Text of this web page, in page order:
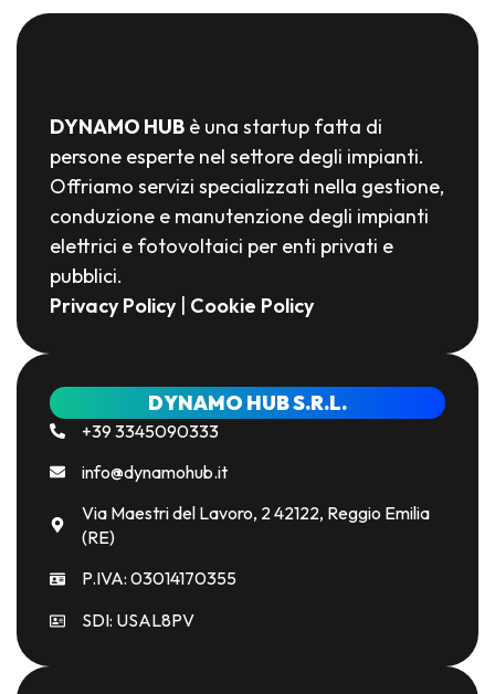
DYNAMO HUB è una startup fatta di
persone esperte nel settore degli impianti.
Offriamo servizi specializzati nella gestione,
conduzione e manutenzione degli impianti
elettrici e fotovoltaici per enti privati e
pubblici.
Privacy Policy| Cookie Policy
DYNAMO HUB S.R.L.
+39 3345090333
info@dynamohub.it
Via Maestri del Lavoro, 2 42122, Reggio Emilia
(RE)
P.IVA: 03014170355
SDI: USAL8PV